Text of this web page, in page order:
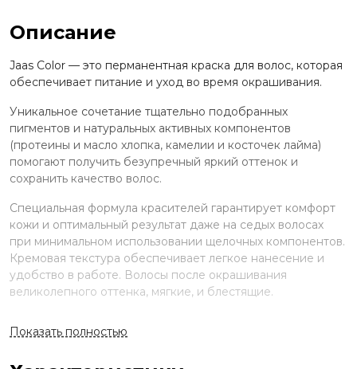
Описание
Jaas Color — это перманентная краска для волос, которая
обеспечивает питание и уход во время окрашивания.
Уникальное сочетание тщательно подобранных
пигментов и натуральных активных компонентов
(протеины и масло хлопка, камелии и косточек лайма)
помогают получить безупречный яркий оттенок и
сохранить качество волос.
Специальная формула красителей гарантирует комфорт
кожи и оптимальный результат даже на седых волосах
при минимальном использовании щелочных компонентов.
Кремовая текстура обеспечивает легкое нанесение и
удобство в работе. Волосы после окрашивания
великолепного оттенка, мягкие, и блестящие.
Показать полностью